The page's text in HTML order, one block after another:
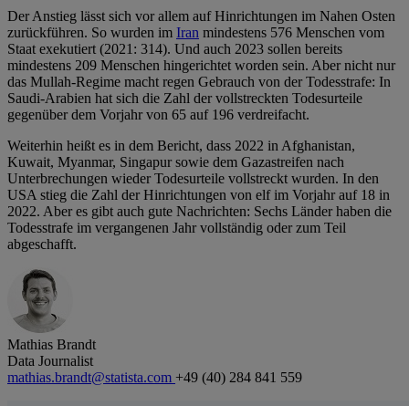
Der Anstieg lässt sich vor allem auf Hinrichtungen im Nahen Osten
zurückführen. So wurden im Iran mindestens 576 Menschen vom
Staat exekutiert (2021: 314). Und auch 2023 sollen bereits
mindestens 209 Menschen hingerichtet worden sein. Aber nicht nur
das Mullah-Regime macht regen Gebrauch von der Todesstrafe: In
Saudi-Arabien hat sich die Zahl der vollstreckten Todesurteile
gegenüber dem Vorjahr von 65 auf 196 verdreifacht.
Weiterhin heißt es in dem Bericht, dass 2022 in Afghanistan,
Kuwait, Myanmar, Singapur sowie dem Gazastreifen nach
Unterbrechungen wieder Todesurteile vollstreckt wurden. In den
USA stieg die Zahl der Hinrichtungen von elf im Vorjahr auf 18 in
2022. Aber es gibt auch gute Nachrichten: Sechs Länder haben die
Todesstrafe im vergangenen Jahr vollständig oder zum Teil
abgeschafft.
Mathias Brandt
Data Journalist
mathias.brandt@statista.com +49 (40) 284 841 559